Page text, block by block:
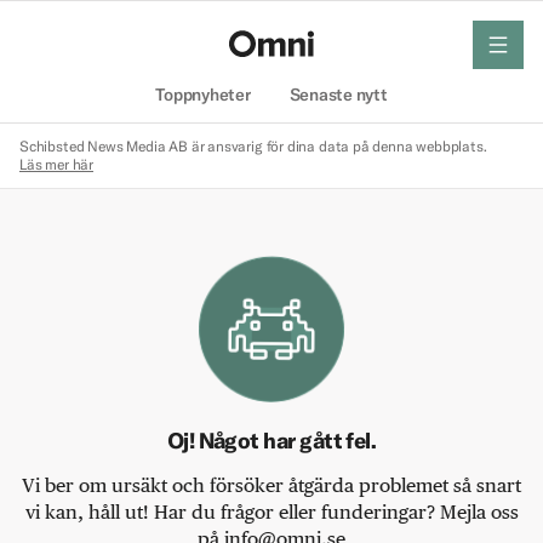
Toppnyheter Senaste nytt
meny
Schibsted News Media AB är ansvarig för dina data på denna webbplats.
Läs mer här
Oj! Något har gått fel.
Vi ber om ursäkt och försöker åtgärda problemet så snart
vi kan, håll ut! Har du frågor eller funderingar? Mejla oss